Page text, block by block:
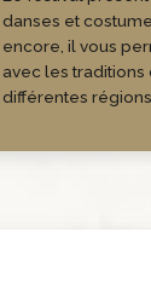
danses et
encore, il vous
avec les traditions
différentes